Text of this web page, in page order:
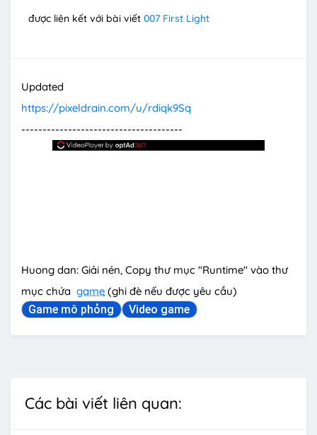
được liên kết với bài viết 007 First Light
Updated
https://pixeldrain.com/u/rdiqk9Sq
--------------------------------------
Huong dan: Giải nén, Copy thư mục "Runtime" vào thư
mục chứa game (ghi đè nếu được yêu cầu)
Game mô phỏng
Video game
Các bài viết liên quan: